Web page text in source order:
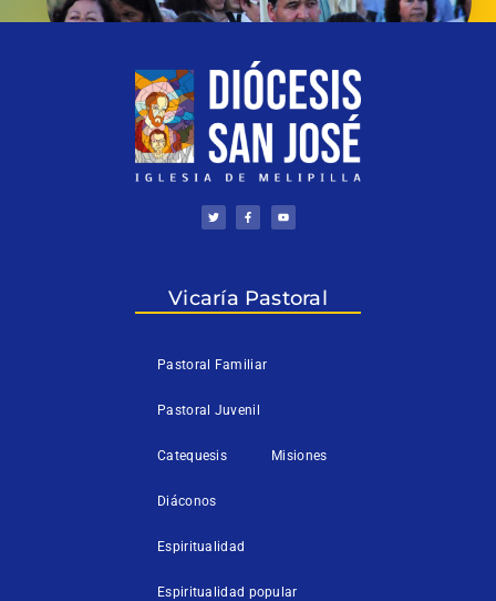
T
w
i
F
a
c
-
f
Y
o
u
Vicaría Pastoral
Pastoral Familiar
Pastoral Juvenil
Catequesis Misiones
Diáconos
Espiritualidad
Espiritualidad popular